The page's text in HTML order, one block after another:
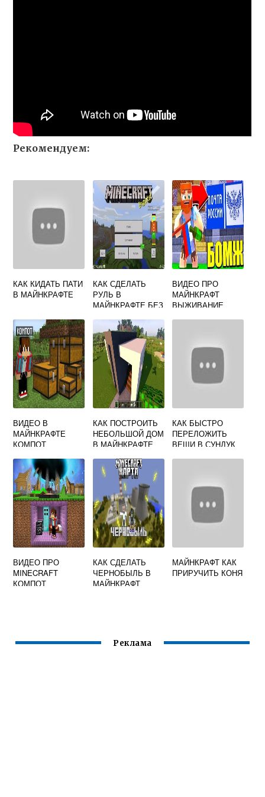
Рекомендуем:
КАК КИДАТЬ ПАТИ
В МАЙНКРАФТЕ
КАК СДЕЛАТЬ
РУЛЬ В
МАЙНКРАФТЕ БЕЗ
ВИДЕО ПРО
МАЙНКРАФТ
ВЫЖИВАНИЕ
ВИДЕО В
МАЙНКРАФТЕ
КОМПОТ
КАК ПОСТРОИТЬ
НЕБОЛЬШОЙ ДОМ
В МАЙНКРАФТЕ
КАК БЫСТРО
ПЕРЕЛОЖИТЬ
ВЕЩИ В СУНДУК
ВИДЕО ПРО
MINECRAFT
КОМПОТ
КАК СДЕЛАТЬ
ЧЕРНОБЫЛЬ В
МАЙНКРАФТ
МАЙНКРАФТ КАК
ПРИРУЧИТЬ КОНЯ
Реклама